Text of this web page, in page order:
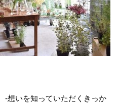
-想いを知っていただくきっか